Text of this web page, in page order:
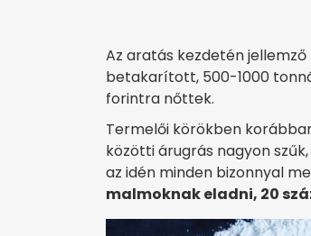
Az aratás kezdetén
betakarított, 500-1000
forintra nőttek.
Termelői körökben
közötti árugrás nagyon
az idén minden bizonnyal
malmoknak eladni, 20